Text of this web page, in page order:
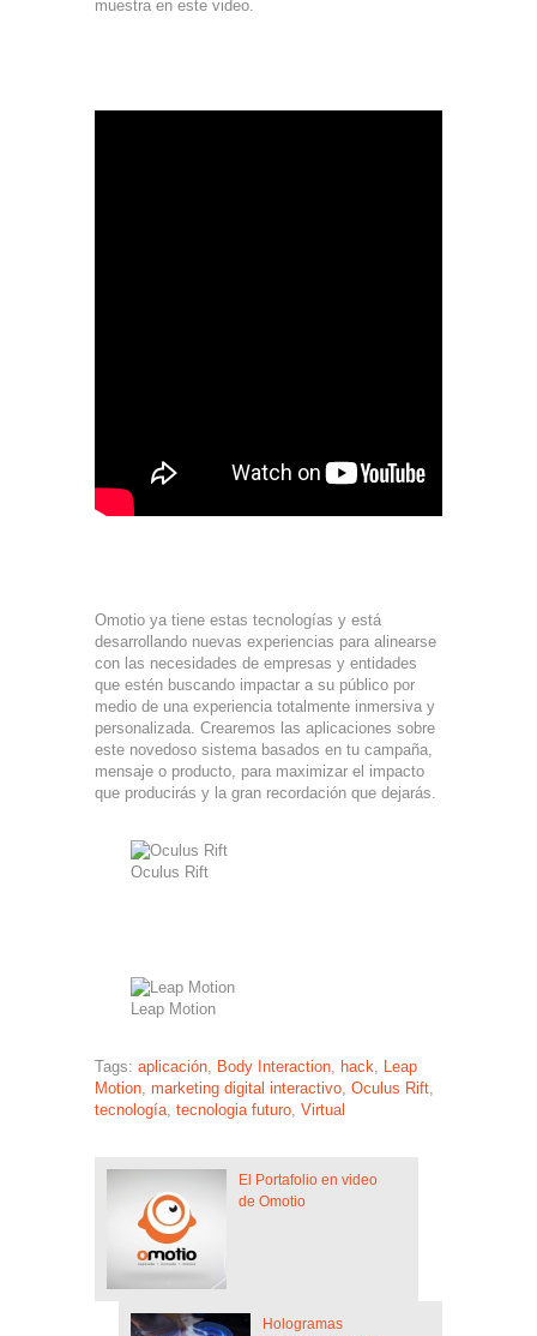
muestra en este video.
Omotio ya tiene estas tecnologías y está
desarrollando nuevas experiencias para alinearse
con las necesidades de empresas y entidades
que estén buscando impactar a su público por
medio de una experiencia totalmente inmersiva y
personalizada. Crearemos las aplicaciones sobre
este novedoso sistema basados en tu campaña,
mensaje o producto, para maximizar el impacto
que producirás y la gran recordación que dejarás.
Oculus Rift
Leap Motion
Tags: aplicación, Body Interaction, hack, Leap
Motion, marketing digital interactivo, Oculus Rift,
tecnología, tecnologia futuro, Virtual
El Portafolio en video
de Omotio
Hologramas